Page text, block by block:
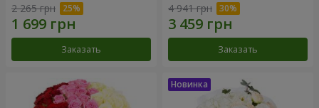
2 265 грн
Заказать
4 941 грн
Заказать